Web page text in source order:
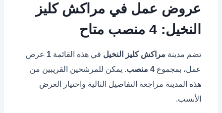
عروض عمل في مراكش كليز
النخيل: 4 منصب متاح
تضم مدينة مراكش كليز النخيل في هذه القائمة 1 عرض
عمل، بمجموع 4 منصب
. يمكن للمرشحين القريبين من
هذه المدينة مراجعة التفاصيل التالية واختيار العرض
الأنسب.